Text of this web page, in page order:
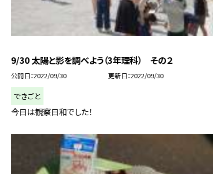
9/30 太陽と影を調べよう（3年理科） その２
公開日 2022/09/30 更新日 2022/09/30
できごと
今日は観察日和でした！